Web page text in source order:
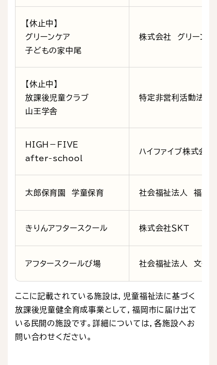
【休止中】
グリーンケア
子どもの家中尾
株式会社 グリーンケ
【休止中】
放課後児童クラブ
山王学舎
特定非営利活動法人
HIGH－FIVE
after-school
ハイファイブ株式会社
太郎保育園 学童保育 社会福祉法人 福聚
きりんアフタースクール 株式会社ＳＫＴ
アフタースクールび場 社会福祉法人 文寿
ここに記載されている施設は，児童福祉法に基づく
放課後児童健全育成事業として，福岡市に届け出て
いる民間の施設です。詳細については，各施設へお
問い合わせください。